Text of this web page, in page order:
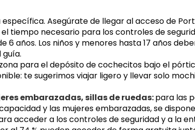
Asegúrate de llegar al acceso de
tiempo necesario para los controles de
6 años. Los niños y menores hasta 17 años
para el depósito de cochecitos bajo el
te sugerimos viajar ligero y llevar solo
embarazadas, sillas de ruedas: para las
y las mujeres embarazadas, se
acceder a los controles de seguridad y a la